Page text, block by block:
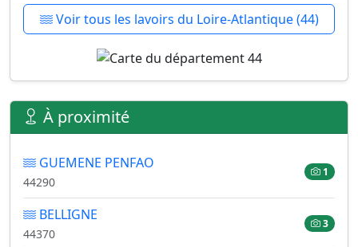
Voir tous les lavoirs du Loire-Atlantique (44)
À proximité
GUEMENE PENFAO
44290
1
BELLIGNE
44370
3